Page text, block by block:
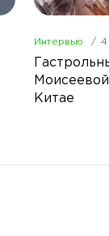
Интервью 4
Китае